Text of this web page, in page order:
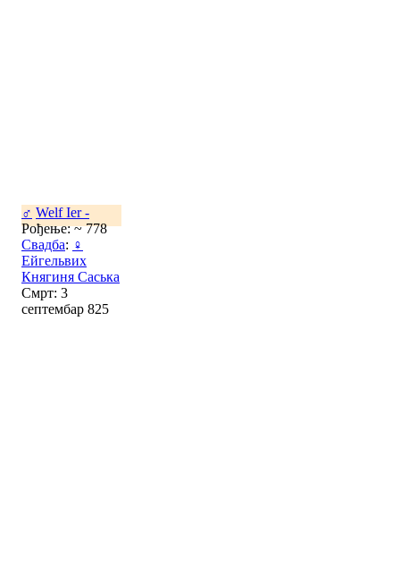
♂ Welf Ier -
Рођење: ~ 778
Свадба: ♀
Ейгельвих
Княгиня Саська
Смрт: 3
септембар 825